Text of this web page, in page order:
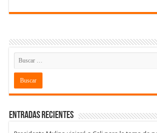
Entradas recientes